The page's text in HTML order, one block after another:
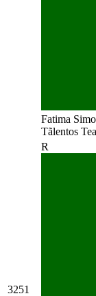
Fatima
Tãlentos
3251
R